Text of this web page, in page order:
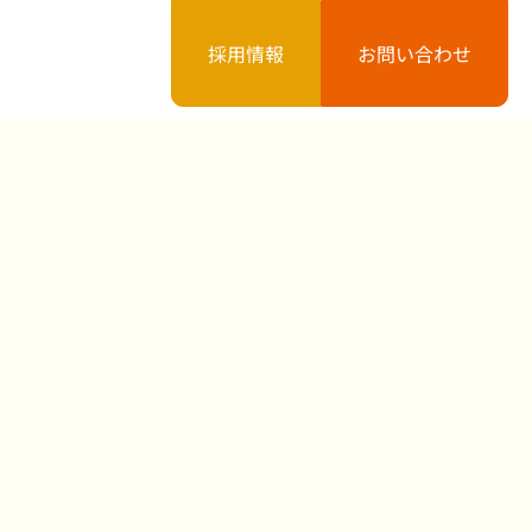
採用情報 お問い合わせ